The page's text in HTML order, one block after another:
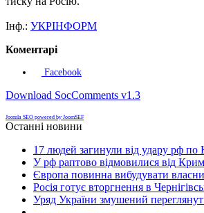
Інф.: УКРІНФОРМ
Коментарі
Facebook
Download SocComments v1.3
Joomla SEO powered by JoomSEF
Останні новини
17 людей загинули від удару рф
У рф раптово відмовилися від
Європа повинна вибудувати
Росія готує вторгнення в
Уряд України змушений